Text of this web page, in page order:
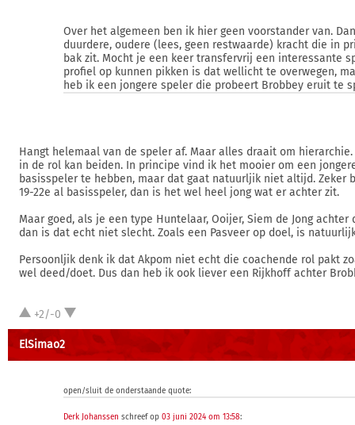
Over het algemeen ben ik hier geen voorstander van.
duurdere, oudere (lees, geen restwaarde) kracht die in
bak zit. Mocht je een keer transfervrij een interessante
profiel op kunnen pikken is dat wellicht te overwegen,
heb ik een jongere speler die probeert Brobbey eruit te
Hangt helemaal van de speler af. Maar alles draait om hierarchie.
in de rol kan beiden. In principe vind ik het mooier om een
basisspeler te hebben, maar dat gaat natuurljik niet altijd. Zeker
19-22e al basisspeler, dan is het wel heel jong wat er achter zit.
Maar goed, als je een type Huntelaar, Ooijer, Siem de Jong
dan is dat echt niet slecht. Zoals een Pasveer op doel, is
Persoonljik denk ik dat Akpom niet echt die coachende rol pakt
wel deed/doet. Dus dan heb ik ook liever een Rijkhoff achter
+2/-0
ElSimao2
open/sluit de onderstaande quote:
Derk Johanssen schreef op 03 juni 2024 om 13:58: